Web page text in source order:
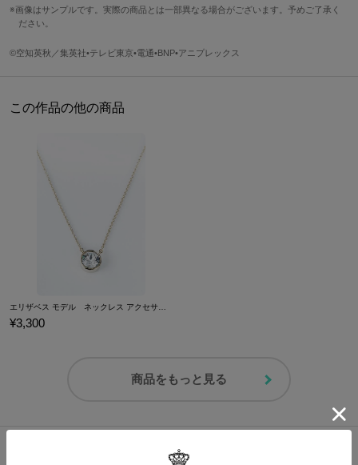
ホワイト×ライトブルーのカラーリングにレッドがアクセント！イ
ンソールにはさりげなくスクーターがチラリ☆
目です！
※着用メンズモデル身長：172cm
※メンズモデル着用サイズ：26.5cm
※画像はサンプルです。実際の商品とは一部異なる場合がございます。予めご
了承ください。
素材／アッパー：ポリウレタン、ポリエステル ソール：ラバー
サイズ 22.5cm 23.5cm 24.5cm
ソール高 2.7cm
※足囲は親指の付け根の一番出ている部分と、小指の付け根の一番
出ている部分をメジャーで巻きつけて測定してください。
サイズガイドページはこちら
画像はサンプルです。実際の商品とは一部異なる場合がございます。予めご了承く
ださい。
©空知英秋／集英社•テレビ東京•電通•BNP•アニプレックス
この作品の他の商品
¥3,300
商品をもっと見る
この商品のShopping / Blog記事